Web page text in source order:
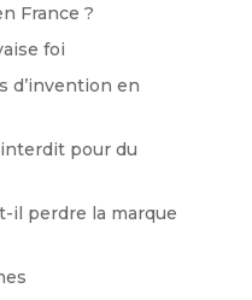
France ?
foi
d’invention en
pour du
il perdre la marque